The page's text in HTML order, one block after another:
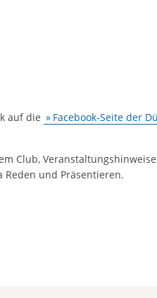
auf die
Facebook-Seite der
Club,
und Präsentieren.